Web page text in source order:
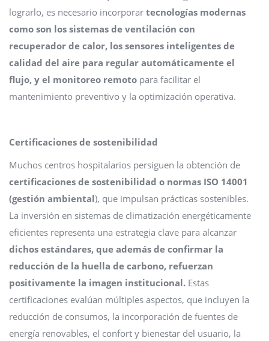
lograrlo, es necesario incorporar tecnologías modernas
como son los sistemas de ventilación con
recuperador de calor, los sensores inteligentes de
calidad del aire para regular automáticamente el
flujo, y el monitoreo remoto para facilitar el
mantenimiento preventivo y la optimización operativa.
Certificaciones de sostenibilidad
Muchos centros hospitalarios persiguen la obtención de
certificaciones de sostenibilidad o normas ISO 14001
(gestión ambiental), que impulsan prácticas sostenibles.
La inversión en sistemas de climatización energéticamente
eficientes representa una estrategia clave para alcanzar
dichos estándares, que además de confirmar la
reducción de la huella de carbono, refuerzan
positivamente la imagen institucional. Estas
certificaciones evalúan múltiples aspectos, que incluyen la
reducción de consumos, la incorporación de fuentes de
energía renovables, el confort y bienestar del usuario, la